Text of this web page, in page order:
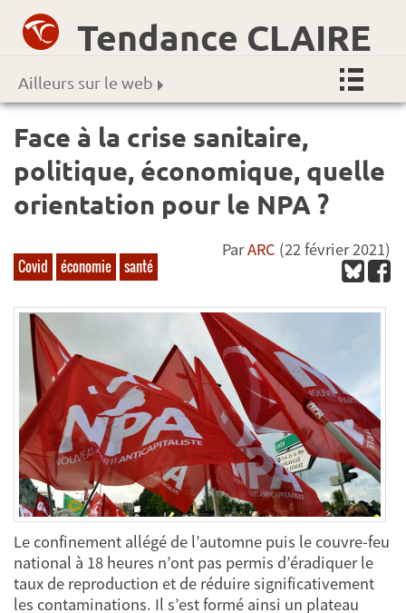
Tendance CLAIRE
Ailleurs sur le web
Face à la crise sanitaire,
politique, économique, quelle
orientation pour le NPA ?
Covid économie santé
ParARC (22 février 2021)
Le confinement allégé de l’automne puis le couvre-feu
national à 18 heures n’ont pas permis d’éradiquer le
taux de reproduction et de réduire significativement
les contaminations. Il s’est formé ainsi un plateau